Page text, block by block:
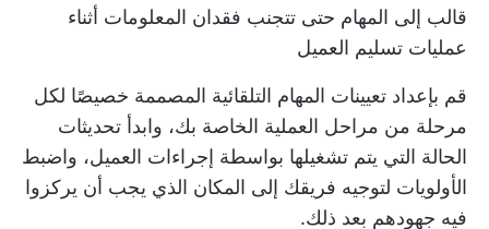
قالب إلى المهام حتى تتجنب فقدان المعلومات أثناء
عمليات تسليم العميل
قم بإعداد تعيينات المهام التلقائية المصممة خصيصًا لكل
مرحلة من مراحل العملية الخاصة بك، وابدأ تحديثات
الحالة التي يتم تشغيلها بواسطة إجراءات العميل، واضبط
الأولويات لتوجيه فريقك إلى المكان الذي يجب أن يركزوا
فيه جهودهم بعد ذلك.